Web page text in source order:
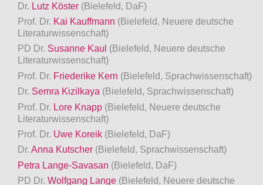
Dr. Lutz Köster (Bielefeld, DaF)
Prof. Dr. Kai Kauffmann (Bielefeld, Neuere deutsche
Literaturwissenschaft)
PD Dr. Susanne Kaul (Bielefeld, Neuere deutsche
Literaturwissenschaft)
Prof. Dr. Friederike Kern (Bielefeld, Sprachwissenschaft)
Dr. Semra Kizilkaya (Bielefeld, Sprachwissenschaft)
Prof. Dr. Lore Knapp (Bielefeld, Neuere deutsche
Literaturwissenschaft)
Prof. Dr. Uwe Koreik (Bielefeld, DaF)
Dr. Anna Kutscher (Bielefeld, Sprachwissenschaft)
Petra Lange-Savasan (Bielefeld, DaF)
PD Dr. Wolfgang Lange (Bielefeld, Neuere deutsche